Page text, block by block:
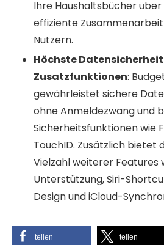
Ihre Haushaltsbücher über
effiziente
Nutzern.
Höchste
Zusatzfunktionen:
gewährleistet sichere
ohne Anmeldezwang und
Sicherheitsfunktionen wie
TouchID. Zusätzlich bietet
Vielzahl weiterer Features
Unterstützung, Siri-
Design und iCloud-
teilen teilen